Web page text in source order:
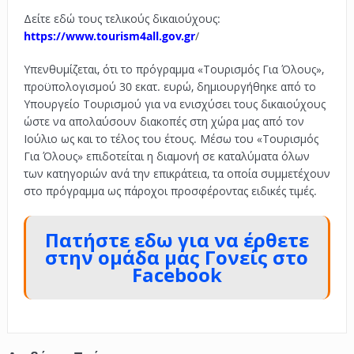
Δείτε εδώ τους τελικούς δικαιούχους:
https://www.tourism4all.gov.gr/
Υπενθυμίζεται, ότι το πρόγραμμα «Τουρισμός Για Όλους»,
προϋπολογισμού 30 εκατ. ευρώ, δημιουργήθηκε από το
Υπουργείο Τουρισμού για να ενισχύσει τους δικαιούχους
ώστε να απολαύσουν διακοπές στη χώρα μας από τον
Ιούλιο ως και το τέλος του έτους. Μέσω του «Τουρισμός
Για Όλους» επιδοτείται η διαμονή σε καταλύματα όλων
των κατηγοριών ανά την επικράτεια, τα οποία συμμετέχουν
στο πρόγραμμα ως πάροχοι προσφέροντας ειδικές τιμές.
Πατήστε εδω για να έρθετε
στην ομάδα μας Γονείς στο
Facebook